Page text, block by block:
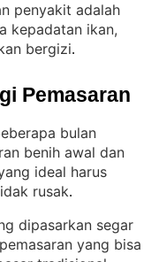
penyakit adalah
kepadatan ikan,
bergizi.
Pemasaran
bulan
benih awal dan
ideal harus
rusak.
dipasarkan segar
yang bisa